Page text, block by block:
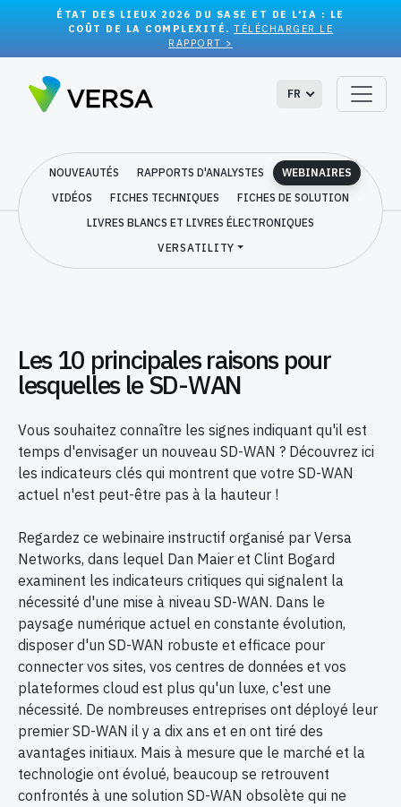
ÉTAT DES LIEUX 2026 DU SASE ET DE L'IA : LE
COÛT DE LA COMPLEXITÉ.TÉLÉCHARGER LE
RAPPORT >
FR
NOUVEAUTÉS RAPPORTS D'ANALYSTES
WEBINAIRES
VIDÉOS
FICHES TECHNIQUES
FICHES DE SOLUTION
LIVRES BLANCS ET LIVRES ÉLECTRONIQUES
VERSATILITY
Les 10 principales raisons pour
lesquelles le SD-WAN
Vous souhaitez connaître les signes indiquant qu'il est
temps d'envisager un nouveau SD-WAN ? Découvrez ici
les indicateurs clés qui montrent que votre SD-WAN
actuel n'est peut-être pas à la hauteur !
Regardez ce webinaire instructif organisé par Versa
Networks, dans lequel Dan Maier et Clint Bogard
examinent les indicateurs critiques qui signalent la
nécessité d'une mise à niveau SD-WAN. Dans le
paysage numérique actuel en constante évolution,
disposer d'un SD-WAN robuste et efficace pour
connecter vos sites, vos centres de données et vos
plateformes cloud est plus qu'un luxe, c'est une
nécessité. De nombreuses entreprises ont déployé leur
premier SD-WAN il y a dix ans et en ont tiré des
avantages initiaux. Mais à mesure que le marché et la
technologie ont évolué, beaucoup se retrouvent
confrontés à une solution SD-WAN obsolète qui ne